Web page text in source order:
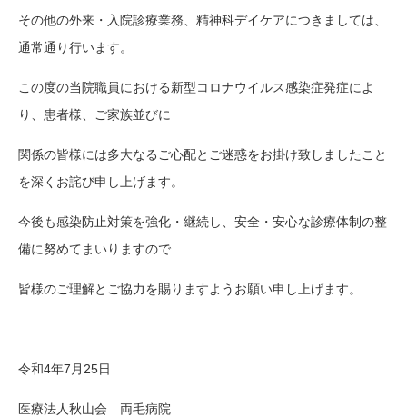
その他の外来・入院診療業務、精神科デイケアにつきましては、
通常通り行います。
この度の当院職員における新型コロナウイルス感染症発症によ
り、患者様、ご家族並びに
関係の皆様には多大なるご心配とご迷惑をお掛け致しましたこと
を深くお詫び申し上げます。
今後も感染防止対策を強化・継続し、安全・安心な診療体制の整
備に努めてまいりますので
皆様のご理解とご協力を賜りますようお願い申し上げます。
令和4年7月25日
医療法人秋山会 両毛病院